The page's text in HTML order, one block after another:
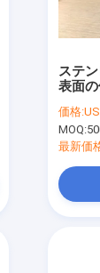
ステ
表面
価格:
MOQ:5000
最新価